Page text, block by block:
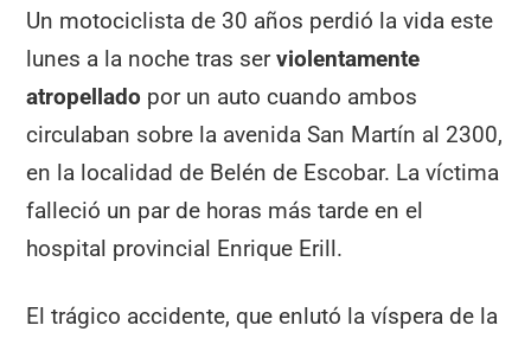
Un motociclista de 30 años perdió la vida este
lunes a la noche tras serviolentamente
atropellado por un auto cuando ambos
circulaban sobre la avenida San Martín al 2300,
en la localidad de Belén de Escobar. La víctima
falleció un par de horas más tarde en el
hospital provincial Enrique Erill.
El trágico accidente, que enlutó la víspera de la